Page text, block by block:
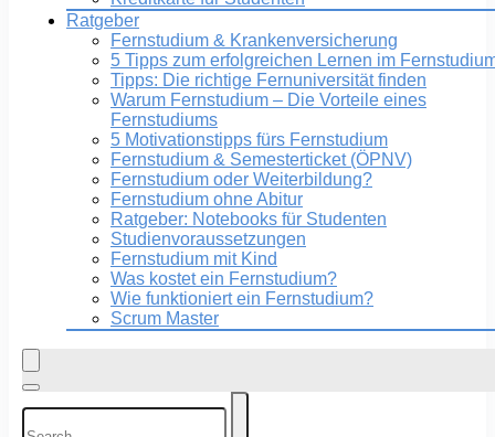
Ratgeber
Fernstudium & Krankenversicherung
5 Tipps zum erfolgreichen Lernen im
Tipps: Die richtige Fernuniversität finden
Warum Fernstudium – Die Vorteile eines
Fernstudiums
5 Motivationstipps fürs Fernstudium
Fernstudium & Semesterticket (ÖPNV)
Fernstudium oder Weiterbildung?
Fernstudium ohne Abitur
Ratgeber: Notebooks für Studenten
Studienvoraussetzungen
Fernstudium mit Kind
Was kostet ein Fernstudium?
Wie funktioniert ein Fernstudium?
Scrum Master